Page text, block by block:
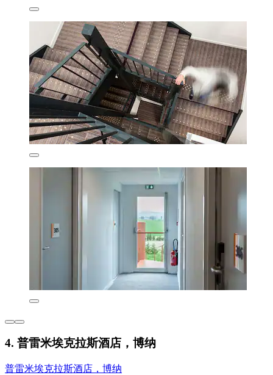
4. 普雷米埃克拉斯酒店，博纳
普雷米埃克拉斯酒店，博纳